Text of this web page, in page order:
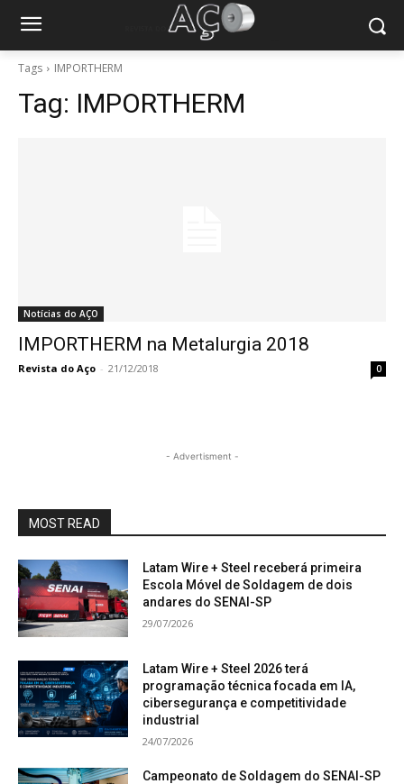
Tags IMPORTHERM
Tag: IMPORTHERM
Notícias do AÇO
IMPORTHERM na Metalurgia 2018
Revista do Aço - 21/12/2018 0
- Advertisment -
MOST READ
Latam Wire + Steel receberá primeira
Escola Móvel de Soldagem de dois
andares do SENAI-SP
29/07/2026
Latam Wire + Steel 2026 terá
programação técnica focada em IA,
cibersegurança e competitividade
industrial
24/07/2026
Campeonato de Soldagem do SENAI-SP